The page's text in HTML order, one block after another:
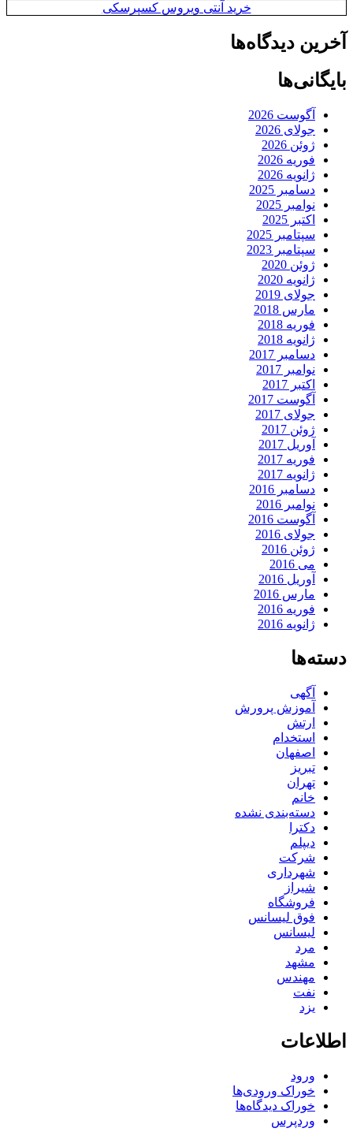
خرید آنتی ویروس کسپرسکی
آخرین دیدگاه‌ها
بایگانی‌ها
آگوست 2026
جولای 2026
ژوئن 2026
فوریه 2026
ژانویه 2026
دسامبر 2025
نوامبر 2025
اکتبر 2025
سپتامبر 2025
سپتامبر 2023
ژوئن 2020
ژانویه 2020
جولای 2019
مارس 2018
فوریه 2018
ژانویه 2018
دسامبر 2017
نوامبر 2017
اکتبر 2017
آگوست 2017
جولای 2017
ژوئن 2017
آوریل 2017
فوریه 2017
ژانویه 2017
دسامبر 2016
نوامبر 2016
آگوست 2016
جولای 2016
ژوئن 2016
می 2016
آوریل 2016
مارس 2016
فوریه 2016
ژانویه 2016
دسته‌ها
آگهی
آموزش پرورش
ارتش
استخدام
اصفهان
تبریز
تهران
خانم
دسته‌بندی نشده
دکترا
دیپلم
شرکت
شهرداری
شیراز
فروشگاه
فوق لیسانس
لیسانس
مرد
مشهد
مهندس
نفت
یزد
اطلاعات
ورود
خوراک ورودی‌ها
خوراک دیدگاه‌ها
وردپرس